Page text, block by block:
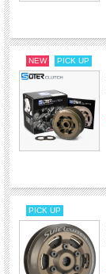
NEW PICK UP
PICK UP